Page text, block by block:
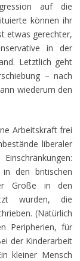
auf die
können ihr
etwas gerechter,
in der
Letztlich geht
– nach
wiederum den
Arbeitskraft frei
liberaler
den britischen
Größe in den
wurden, die
(Natürlich
Peripherien, für
der Kinderarbeit
kleiner Mensch